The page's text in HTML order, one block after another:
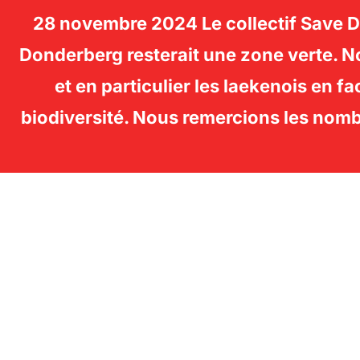
28 novembre 2024 Le collectif Save
Donderberg resterait une zone verte.
et en particulier les laekenois en
biodiversité. Nous remercions les
SAVE DONDERBERG -
LAEKEN